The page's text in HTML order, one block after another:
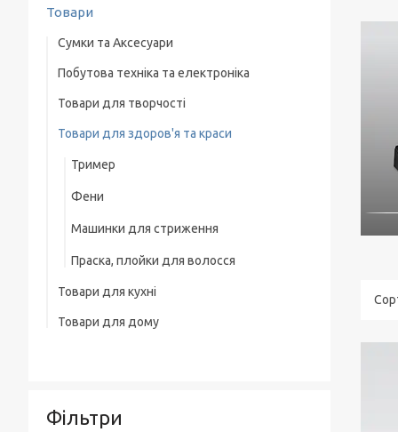
Товари
Сумки та Аксесуари
Сумки на колесах
Рюкзаки
Термосумка
Сумка для ноутбука
Чоловічі сумки
Побутова техніка та електроніка
Ваги
Освітлення
Обігрівачі
Блендери
М'ясорубки
Електрочайники
Кавоварки
Кавомолки
Міксери
Товари для творчості
Товари для здоров'я та краси
Тример
Фени
Машинки для стриження
Праска, плойки для волосся
Товари для кухні
Набори кухонних ножів
Пательні
Товари для дому
Фільтри